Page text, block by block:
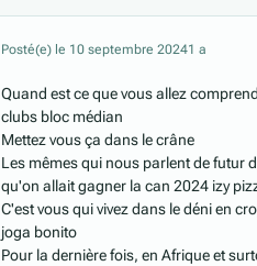
Posté(e) le 10 septembre 20241 a
Quand est ce que vous allez
clubs bloc médian
Mettez vous ça dans le crâne
Les mêmes qui nous parlent de futur
qu'on allait gagner la can 2024 izy
C'est vous qui vivez dans le déni en
joga bonito
Pour la dernière fois, en Afrique et